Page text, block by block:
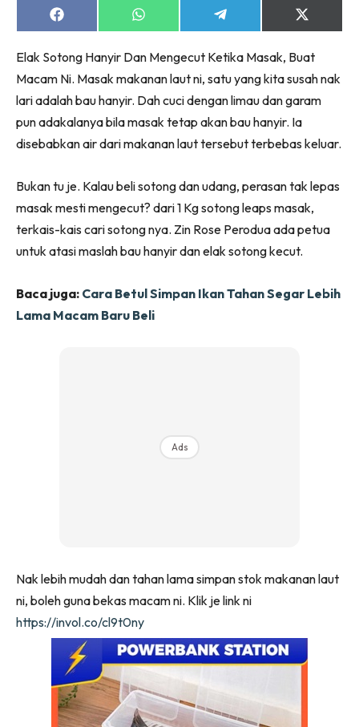
Ruang Makan
Menarik Lagi
Casa Impiana
Impiana Makeover
Makeover Ruang Selebriti
Destinasi
Hartanah
Video
Beli Di Mana
Casa Impiana
Tip Laman
Hub Ideaktiv
Share
on
Share
on
Share
on
Share
on
(Twitter)
Elak Sotong Hanyir Dan Mengecut Ketika Masak, Buat
Macam Ni. Masak makanan laut ni, satu yang kita susah nak
lari adalah bau hanyir. Dah cuci dengan limau dan garam
pun adakalanya bila masak tetap akan bau hanyir. Ia
disebabkan air dari makanan laut tersebut terbebas keluar.
Bukan tu je. Kalau beli sotong dan udang, perasan tak lepas
masak mesti mengecut? dari 1 Kg sotong leaps masak,
terkais-kais cari sotong nya. Zin Rose Perodua ada petua
untuk atasi maslah bau hanyir dan elak sotong kecut.
Baca juga: Cara Betul Simpan Ikan Tahan Segar Lebih
Lama Macam Baru Beli
Ads
Nak lebih mudah dan tahan lama simpan stok makanan laut
ni, boleh guna bekas macam ni. Klik je link ni
https://invol.co/cl9t0ny